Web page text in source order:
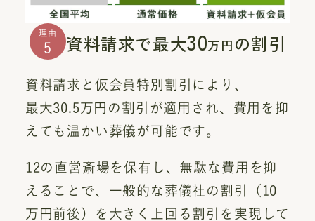
理由
5 資料請求で最大30万円 の割引
資料請求と仮会員特別割引により、
最大30.5万円の割引が適用され、費用を抑
えても温かい葬儀が可能です。
12の直営斎場を保有し、無駄な費用を抑
えることで、一般的な葬儀社の割引（10
万円前後）を大きく上回る割引を実現して